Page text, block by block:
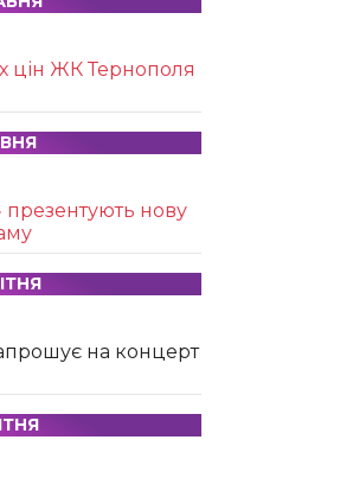
цін ЖК Тернополя
презентують нову
на концерт